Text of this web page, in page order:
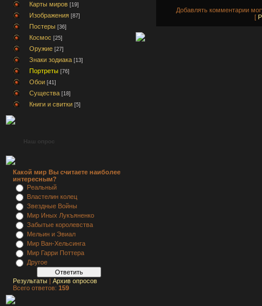
Карты миров [19]
Изображения [87]
Постеры [36]
Космос [25]
Оружие [27]
Знаки зодиака [13]
Портреты [76]
Обои [41]
Существа [18]
Книги и свитки [5]
Наш опрос
Какой мир Вы считаете наиболее
интересным?
Реальный
Властелин колец
Звездные Войны
Мир Иных Лукъяненко
Забытые королевства
Мельин и Эвиал
Мир Ван-Хельсинга
Мир Гарри Поттера
Другое
Результаты | Архив опросов
Всего ответов: 159
Добавлять комментарии
[